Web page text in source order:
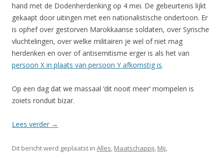
hand met de Dodenherdenking op 4 mei. De gebeurtenis lijkt
gekaapt door uitingen met een nationalistische ondertoon. Er
is ophef over gestorven Marokkaanse soldaten, over Syrische
vluchtelingen, over welke militairen je wel of niet mag
herdenken en over of antisemitisme erger is als het van
persoon X in plaats van persoon Y afkomstig is.
Op een dag dat we massaal ‘dit nooit meer’ mompelen is
zoiets ronduit bizar.
Lees verder →
Dit bericht werd geplaatst in Alles, Maatschappij, Mij,